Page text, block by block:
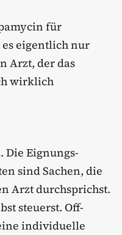
für
eigentlich nur
Arzt, der das
wirklich
. Die Eignungs-
sind Sachen, die
Arzt durchsprichst.
steuerst. Off-
individuelle